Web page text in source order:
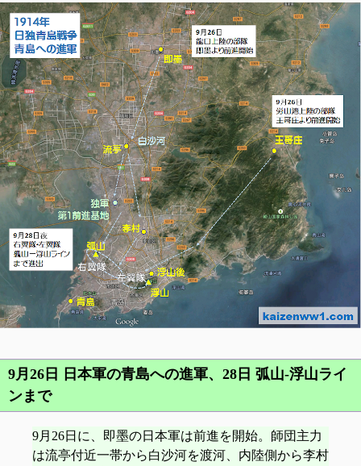
9月26日 日本軍の青島への進軍、28日 弧山‐浮山ライ
ンまで
9月26日に、即墨の日本軍は前進を開始。師団主力
は流亭付近一帯から白沙河を渡河、内陸側から李村